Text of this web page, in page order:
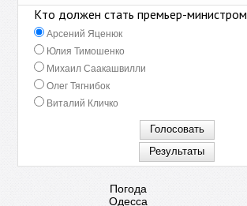
Кто должен стать премьер-министром
Арсений Яценюк
Юлия Тимошенко
Михаил Саакашвилли
Олег Тягнибок
Виталий Кличко
Погода
Одесса